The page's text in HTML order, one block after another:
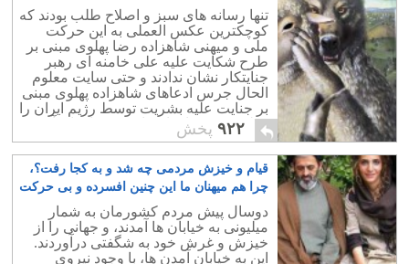
می شود
۱۶
تنها رسانه های سبز و اصلاح طلب بودند که
کوچکترین عکس العملی به این حرکت
ملی و میهنی شاهزاده رضا پهلوی مبنی بر
طرح شکایت علیه علی خامنه ای رهبر
جنایتکار نشان ندادند و حتی سایت معلوم
الحال جرس ادعاهای شاهزاده پهلوی مبنی
بر جنایت علیه بشریت توسط رژیم ایران را
«طرح بحث های انحرافی» و «اغراق آمیز»
خواند.
۹۲۲ پخش
قیام و خیزش مردمی چه شد و به کجا رفت؟،
چرا هم میهنان ما این چنین افسرده و بی حرکت
شده اند؟
دوسال پیش مردم کشورمان به شمار
میلیونی به خیابان ها آمدند، و جهانی را از
خیزش و غرش خود به شگفتی درآوردند.
این به خیابان آمدن ها، با وجود نیروی